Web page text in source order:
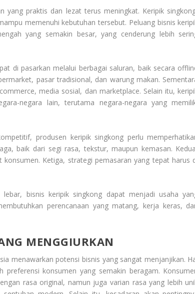
yang praktis dan lezat terus meningkat. Keripik
memenuhi kebutuhan tersebut. Peluang bisnis
yang semakin besar, yang cenderung lebih
di pasarkan melalui berbagai saluran, baik secara
pasar tradisional, dan warung makan.
media sosial, dan marketplace. Selain itu,
negara lain, terutama negara-negara yang
produsen keripik singkong perlu
baik dari segi rasa, tekstur, maupun kemasan.
Ketiga, strategi pemasaran yang tepat harus
bisnis keripik singkong dapat menjadi usaha
perencanaan yang matang, kerja keras,
MENGGIURKAN
menawarkan potensi bisnis yang sangat menjanjikan.
konsumen yang semakin beragam.
rasa original, namun juga varian rasa yang lebih